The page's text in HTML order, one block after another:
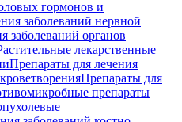
гормонов и
заболеваний нервной
заболеваний органов
лекарственные
Препараты для лечения
Препараты для
препараты